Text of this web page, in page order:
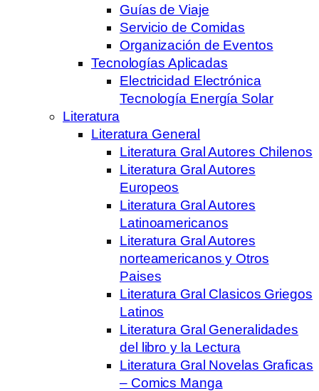
Guías de Viaje
Servicio de Comidas
Organización de Eventos
Tecnologías Aplicadas
Electricidad Electrónica
Tecnología Energía Solar
Literatura
Literatura General
Literatura Gral Autores Chilenos
Literatura Gral Autores
Europeos
Literatura Gral Autores
Latinoamericanos
Literatura Gral Autores
norteamericanos y Otros
Paises
Literatura Gral Clasicos Griegos
Latinos
Literatura Gral Generalidades
del libro y la Lectura
Literatura Gral Novelas Graficas
– Comics Manga